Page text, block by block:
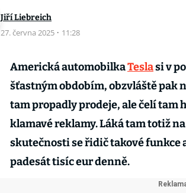
Jiří Liebreich
27. června 2025 · 11:28
Americká automobilkaTeslasi v
šťastným obdobím, obzvláště pak
tam propadly prodeje, ale čelí tam
klamavé reklamy. Láká tam totiž
skutečnosti se řidič takové funkce
padesát tisíc eur denně.